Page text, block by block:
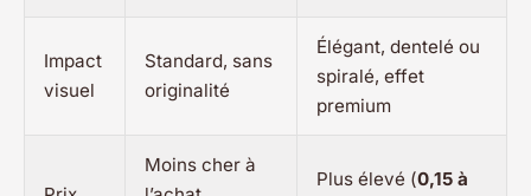
Impact
visuel
Standard, sans
originalité
Élégant, dentelé ou
spiralé, effet
premium
Moins cher à
Plus élevé (0,15 à